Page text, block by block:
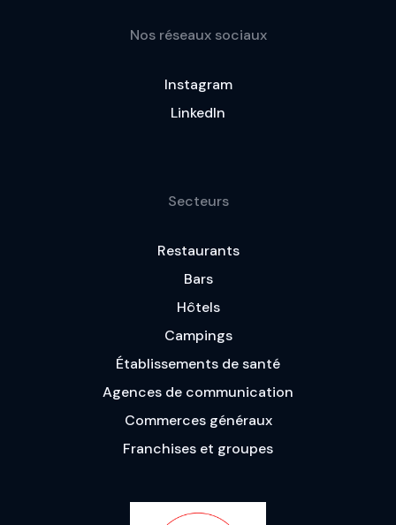
Nos réseaux sociaux
Instagram
LinkedIn
Secteurs
Restaurants
Bars
Hôtels
Campings
Établissements de santé
Agences de communication
Commerces généraux
Franchises et groupes